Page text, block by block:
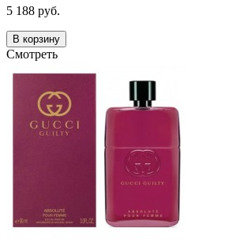
5 188 руб.
В корзину
Смотреть